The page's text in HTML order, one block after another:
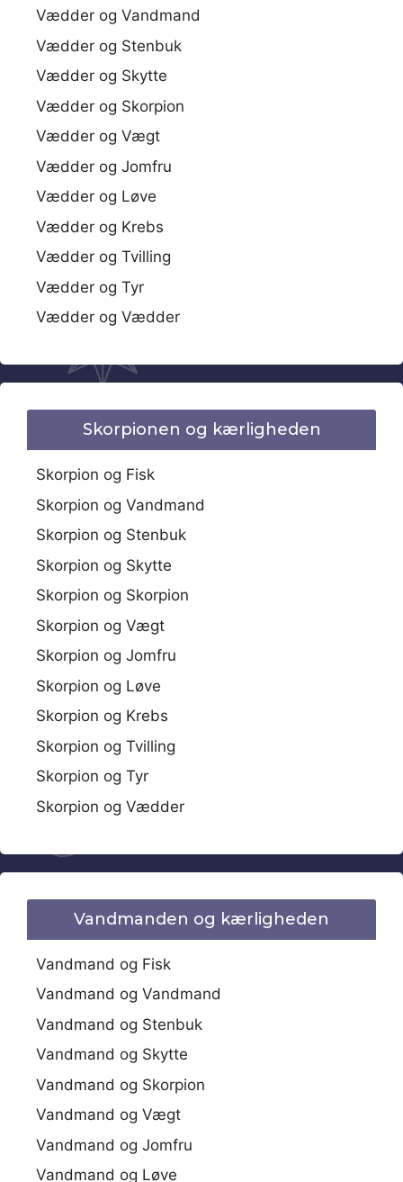
Vædder og Vandmand
Vædder og Stenbuk
Vædder og Skytte
Vædder og Skorpion
Vædder og Vægt
Vædder og Jomfru
Vædder og Løve
Vædder og Krebs
Vædder og Tvilling
Vædder og Tyr
Vædder og Vædder
Skorpionen og kærligheden
Skorpion og Fisk
Skorpion og Vandmand
Skorpion og Stenbuk
Skorpion og Skytte
Skorpion og Skorpion
Skorpion og Vægt
Skorpion og Jomfru
Skorpion og Løve
Skorpion og Krebs
Skorpion og Tvilling
Skorpion og Tyr
Skorpion og Vædder
Vandmanden og kærligheden
Vandmand og Fisk
Vandmand og Vandmand
Vandmand og Stenbuk
Vandmand og Skytte
Vandmand og Skorpion
Vandmand og Vægt
Vandmand og Jomfru
Vandmand og Løve